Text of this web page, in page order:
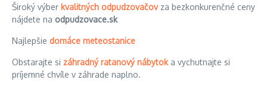
Široký výber kvalitných odpudzovačovza bezkonkurenčné ceny
nájdete na odpudzovace.sk
Najlepšie domáce meteostanice
Obstarajte si záhradný ratanový nábytoka vychutnajte si
príjemné chvíle v záhrade naplno.